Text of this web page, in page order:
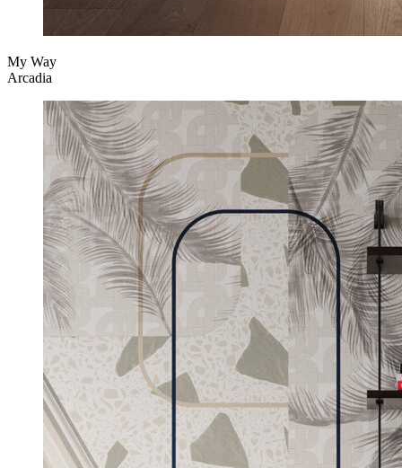
My Way
Arcadia